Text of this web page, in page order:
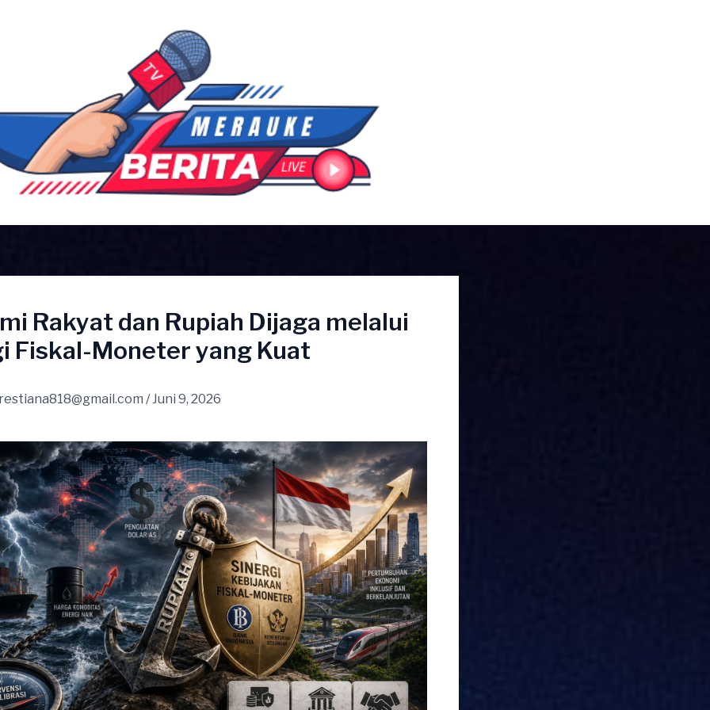
Rakyat dan Rupiah Dijaga melalui
Fiskal-Moneter yang Kuat
/Juni 9, 2026